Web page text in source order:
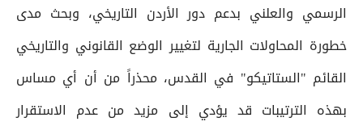
الرسمي والعلني بدعم دور الأردن التاريخي، وبحث مدى
خطورة المحاولات الجارية لتغيير الوضع القانوني والتاريخي
القائم "الستاتيكو" في القدس، محذراً من أن أي مساس
بهذه الترتيبات قد يؤدي إلى مزيد من عدم الاستقرار